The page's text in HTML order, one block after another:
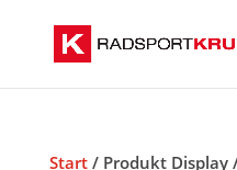
Start/ Produkt Display